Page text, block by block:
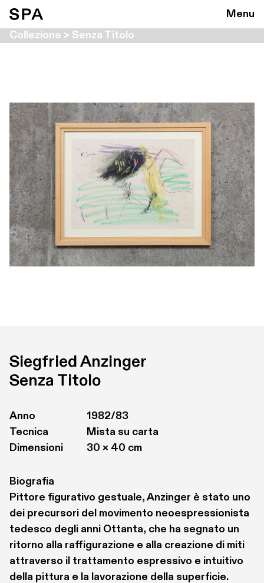
Menu
Collezione > Senza Titolo
Siegfried Anzinger
Senza Titolo
Anno
1982/83
Tecnica
Mista su carta
Dimensioni
30 × 40 cm
Biografia
Pittore figurativo gestuale, Anzinger è stato uno
dei precursori del movimento neoespressionista
tedesco degli anni Ottanta, che ha segnato un
ritorno alla raffigurazione e alla creazione di miti
attraverso il trattamento espressivo e intuitivo
della pittura e la lavorazione della superficie.